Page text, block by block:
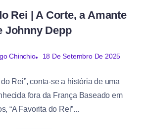
Rei | A Corte, a Amante
Johnny Depp
Chinchio 18 De Setembro De 2025
do Rei”, conta-se a história de uma
fora da França Baseado em
“A Favorita do Rei”...